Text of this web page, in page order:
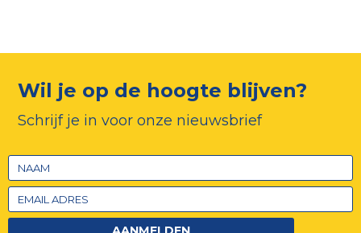
Wil je op de hoogte blijven?
Schrijf je in voor onze nieuwsbrief